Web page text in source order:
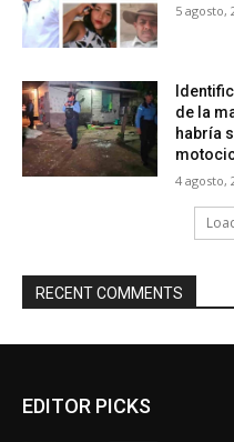
5 agosto,
de la
habría
4 agosto,
RECENT COMMENTS
EDITOR PICKS